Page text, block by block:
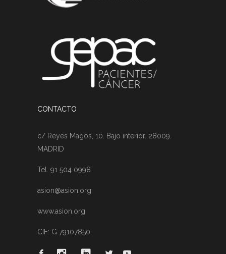
CONTACTO
c/ Reyes Magos, 10. Bajo interior. 28009.
MADRID
Tel. 91 504 0998
asion@asion.org
www.asion.org
CIF: G 79107850